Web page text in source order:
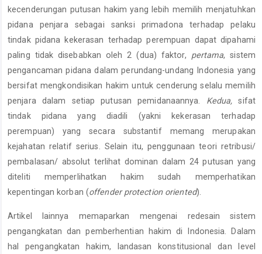
kecenderungan putusan hakim yang lebih memilih menjatuhkan
pidana penjara sebagai sanksi primadona terhadap pelaku
tindak pidana kekerasan terhadap perempuan dapat dipahami
paling tidak disebabkan oleh 2 (dua) faktor, pertama, sistem
pengancaman pidana dalam perundang-undang Indonesia yang
bersifat mengkondisikan hakim untuk cenderung selalu memilih
penjara dalam setiap putusan pemidanaannya. Kedua, sifat
tindak pidana yang diadili (yakni kekerasan terhadap
perempuan) yang secara substantif memang merupakan
kejahatan relatif serius. Selain itu, penggunaan teori retribusi/
pembalasan/ absolut terlihat dominan dalam 24 putusan yang
diteliti memperlihatkan hakim sudah memperhatikan
kepentingan korban (offender protection oriented).
Artikel lainnya memaparkan mengenai redesain sistem
pengangkatan dan pemberhentian hakim di Indonesia.
Dalam
hal pengangkatan hakim, landasan konstitusional dan level